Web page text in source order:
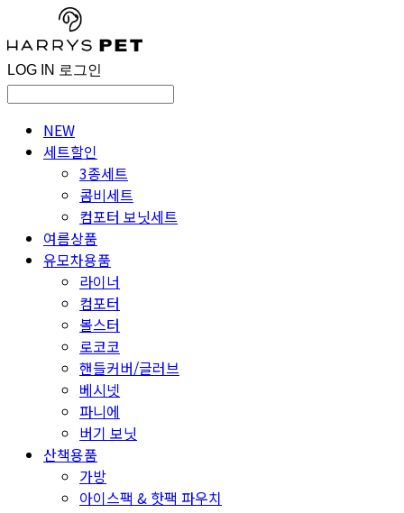
LOG IN 로그인
NEW
세트할인
3종세트
콤비세트
컴포터 보닛세트
여름상품
유모차용품
라이너
컴포터
볼스터
로코코
핸들커버/글러브
베시넷
파니에
버기 보닛
산책용품
가방
아이스팩 & 핫팩 파우치